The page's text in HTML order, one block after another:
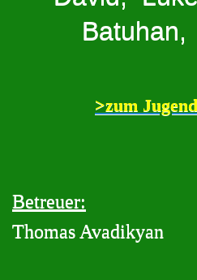
>zum
Betreuer:
Thomas Avadikyan